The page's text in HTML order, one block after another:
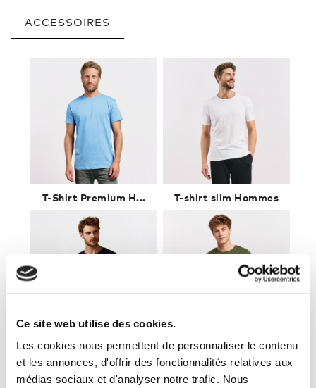
Ce site web utilise des cookies.
Les cookies nous permettent de personnaliser le contenu
et les annonces, d'offrir des fonctionnalités relatives aux
médias sociaux et d'analyser notre trafic. Nous
ACCESSOIRES
T-Shirt Premium H... T-shirt slim Hommes
T-shirt col rond ... T-shirt avec poch...